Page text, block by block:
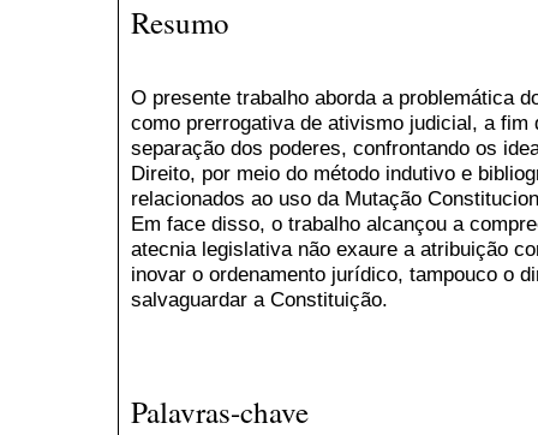
Resumo
O presente trabalho aborda a problemática
como prerrogativa de ativismo judicial, a fim
separação dos poderes, confrontando os
Direito, por meio do método indutivo e
relacionados ao uso da Mutação
Em face disso, o trabalho alcançou a
atecnia legislativa não exaure a atribuição
inovar o ordenamento jurídico, tampouco o
salvaguardar a Constituição.
Palavras-chave